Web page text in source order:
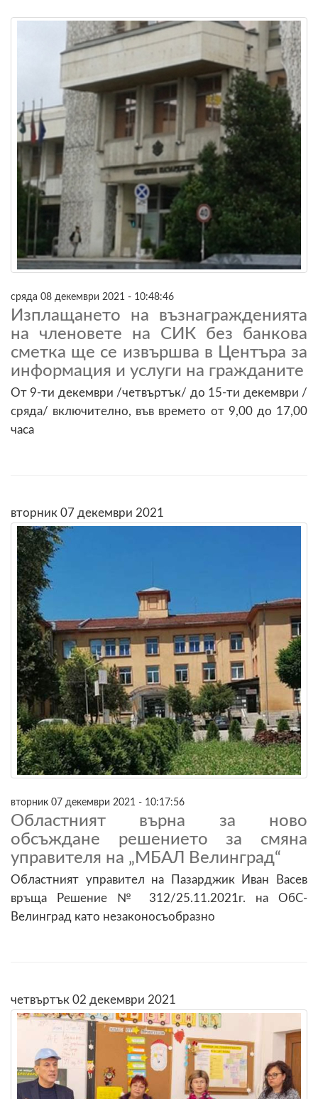
сряда 08 декември 2021 - 10:48:46
Изплащането на възнагражденията
на членовете на СИК без банкова
сметка ще се извършва в Центъра за
информация и услуги на гражданите
От 9-ти декември /четвъртък/ до 15-ти декември /
сряда/ включително, във времето от 9,00 до 17,00
часа
вторник 07 декември 2021
вторник 07 декември 2021 - 10:17:56
Областният върна за ново
обсъждане решението за смяна
управителя на „МБАЛ Велинград“
Областният управител на Пазарджик Иван Васев
връща Решение № 312/25.11.2021г. на ОбС-
Велинград като незаконосъобразно
четвъртък 02 декември 2021